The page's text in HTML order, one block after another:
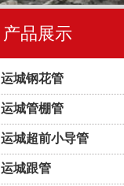
产品展示
运城钢花管
运城管棚管
运城超前小导管
运城跟管